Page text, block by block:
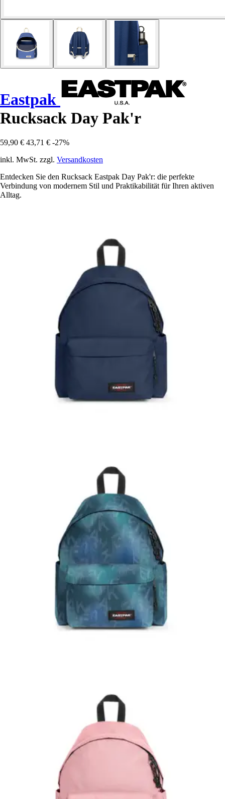
Eastpak
Rucksack Day Pak'r
59,90 € 43,71 € -27%
inkl. MwSt. zzgl. Versandkosten
Entdecken Sie den Rucksack Eastpak Day Pak'r: die perfekte
Verbindung von modernem Stil und Praktikabilität für Ihren aktiven
Alltag.